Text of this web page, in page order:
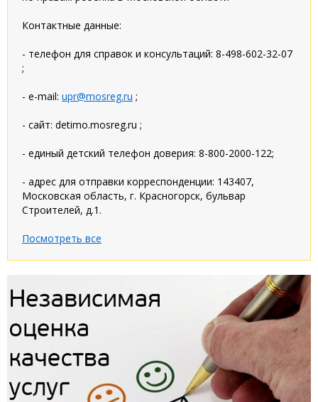
Контактные данные:
- телефон для справок и консультаций: 8-498-602-32-07
;
- e-mail: upr@mosreg.ru ;
- сайт: detimo.mosreg.ru ;
- единый детский телефон доверия: 8-800-2000-122;
- адрес для отправки корреспонденции: 143407,
Московская область, г. Красногорск, бульвар
Строителей, д.1.
Посмотреть все